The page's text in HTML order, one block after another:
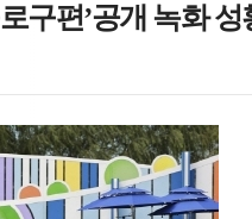
구편’공개 녹화